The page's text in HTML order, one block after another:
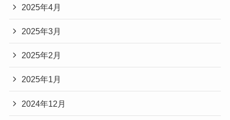
2025年4月
2025年3月
2025年2月
2025年1月
2024年12月